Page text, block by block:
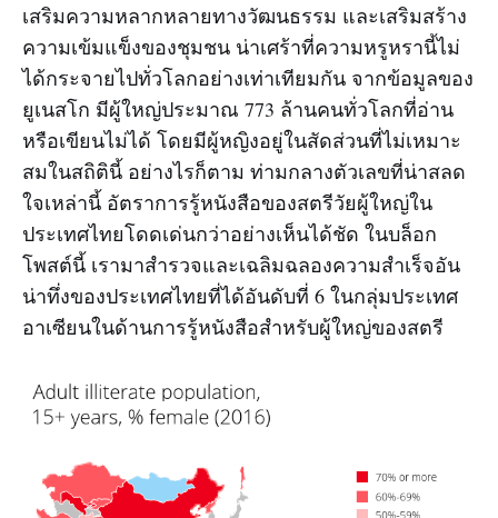
เสริมความหลากหลายทางวัฒนธรรม และเสริมสร้าง
ความเข้มแข็งของชุมชน น่าเศร้าที่ความหรูหรานี้ไม่
ได้กระจายไปทั่วโลกอย่างเท่าเทียมกัน จากข้อมูลของ
ยูเนสโก มีผู้ใหญ่ประมาณ 773 ล้านคนทั่วโลกที่อ่าน
หรือเขียนไม่ได้ โดยมีผู้หญิงอยู่ในสัดส่วนที่ไม่เหมาะ
สมในสถิตินี้ อย่างไรก็ตาม ท่ามกลางตัวเลขที่น่าสลด
ใจเหล่านี้ อัตราการรู้หนังสือของสตรีวัยผู้ใหญ่ใน
ประเทศไทยโดดเด่นกว่าอย่างเห็นได้ชัด ในบล็อก
โพสต์นี้ เรามาสำรวจและเฉลิมฉลองความสำเร็จอัน
น่าทึ่งของประเทศไทยที่ได้อันดับที่ 6 ในกลุ่มประเทศ
อาเซียนในด้านการรู้หนังสือสำหรับผู้ใหญ่ของสตรี